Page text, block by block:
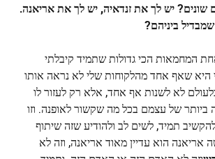
שונים? יש לך את זנדאיה, יש לך את אריאנה.
ביניהם?
המחמאות הכי גדולות שתמיד קיבלתי
היא שאף אחד מהלקוחות שלי לא נראה אותו
לא לשנות אף אחד, אלא רק לעזור לו
ביותר של עצמם בכל מה שקשור לאופנה. וזו
תמיד, לשים לב ולהודיע ​​שזה שיתוף
הוא עדיין מאוד אריאנה, וזה לא